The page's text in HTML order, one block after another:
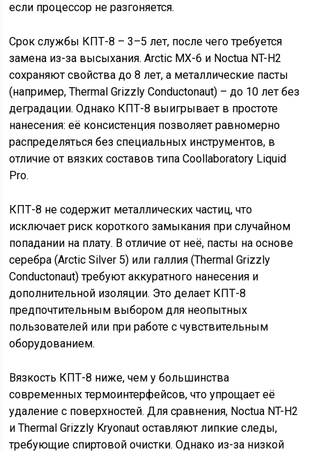
если процессор не разгоняется.
Срок службы КПТ-8 – 3–5 лет, после чего требуется
замена из-за высыхания. Arctic MX-6 и Noctua NT-H2
сохраняют свойства до 8 лет, а металлические пасты
(например, Thermal Grizzly Conductonaut) – до 10 лет без
деградации. Однако КПТ-8 выигрывает в простоте
нанесения: её консистенция позволяет равномерно
распределяться без специальных инструментов, в
отличие от вязких составов типа Coollaboratory Liquid
Pro.
КПТ-8 не содержит металлических частиц, что
исключает риск короткого замыкания при случайном
попадании на плату. В отличие от неё, пасты на основе
серебра (Arctic Silver 5) или галлия (Thermal Grizzly
Conductonaut) требуют аккуратного нанесения и
дополнительной изоляции. Это делает КПТ-8
предпочтительным выбором для неопытных
пользователей или при работе с чувствительным
оборудованием.
Вязкость КПТ-8 ниже, чем у большинства
современных термоинтерфейсов, что упрощает её
удаление с поверхностей. Для сравнения, Noctua NT-H2
и Thermal Grizzly Kryonaut оставляют липкие следы,
требующие спиртовой очистки. Однако из-за низкой